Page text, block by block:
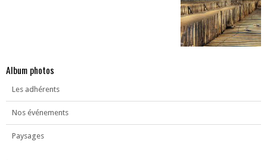
Album photos
Les adhérents
Nos événements
Paysages